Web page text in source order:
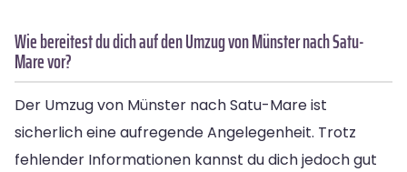
Wie bereitest du dich auf den Umzug von Münster nach Satu-
Mare vor?
Der Umzug von Münster nach Satu-Mare ist
sicherlich eine aufregende Angelegenheit. Trotz
fehlender Informationen kannst du dich jedoch gut